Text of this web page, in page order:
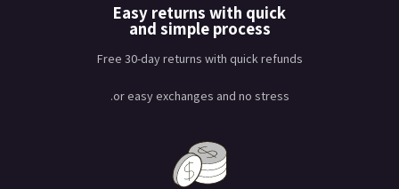
Easy returns with quick
and simple process
Free 30-day returns with quick refunds
or easy exchanges and no stress.